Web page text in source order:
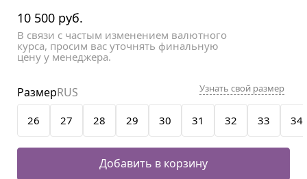
10 500 руб.
В связи с частым изменением валютного
курса, просим вас уточнять финальную
цену у менеджера.
26 27 28 29 30 31 32 33 34
РазмерRUS Узнать свой размер
Добавить в корзину